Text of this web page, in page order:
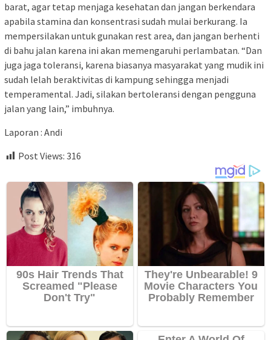
barat, agar tetap menjaga kesehatan dan jangan berkendara
apabila stamina dan konsentrasi sudah mulai berkurang. Ia
mempersilakan untuk gunakan rest area, dan jangan berhenti
di bahu jalan karena ini akan memengaruhi perlambatan. “Dan
juga jaga toleransi, karena biasanya masyarakat yang mudik ini
sudah lelah beraktivitas di kampung sehingga menjadi
temperamental. Jadi, silakan bertoleransi dengan pengguna
jalan yang lain,” imbuhnya.
Laporan : Andi
Post Views: 316